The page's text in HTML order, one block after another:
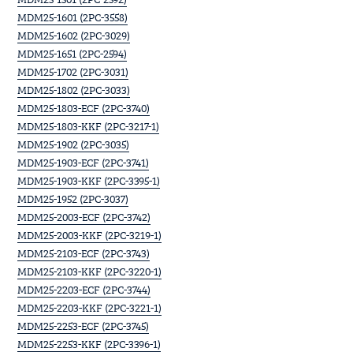
MDM25-1601 (2PC-3558)
MDM25-1602 (2PC-3029)
MDM25-1651 (2PC-2594)
MDM25-1702 (2PC-3031)
MDM25-1802 (2PC-3033)
MDM25-1803-ECF (2PC-3740)
MDM25-1803-KKF (2PC-3217-1)
MDM25-1902 (2PC-3035)
MDM25-1903-ECF (2PC-3741)
MDM25-1903-KKF (2PC-3395-1)
MDM25-1952 (2PC-3037)
MDM25-2003-ECF (2PC-3742)
MDM25-2003-KKF (2PC-3219-1)
MDM25-2103-ECF (2PC-3743)
MDM25-2103-KKF (2PC-3220-1)
MDM25-2203-ECF (2PC-3744)
MDM25-2203-KKF (2PC-3221-1)
MDM25-2253-ECF (2PC-3745)
MDM25-2253-KKF (2PC-3396-1)